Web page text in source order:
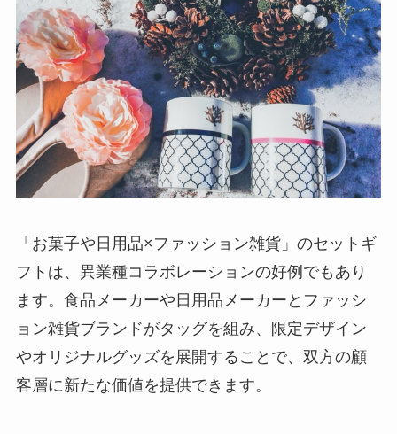
「お菓子や日用品×ファッション雑貨」のセットギ
フトは、異業種コラボレーションの好例でもあり
ます。食品メーカーや日用品メーカーとファッシ
ョン雑貨ブランドがタッグを組み、限定デザイン
やオリジナルグッズを展開することで、双方の顧
客層に新たな価値を提供できます。